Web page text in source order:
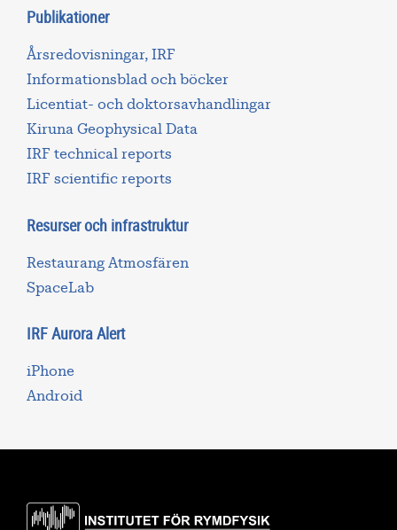
Publikationer
Årsredovisningar, IRF
Informationsblad och böcker
Licentiat- och doktorsavhandlingar
Kiruna Geophysical Data
IRF technical reports
IRF scientific reports
Resurser och infrastruktur
Restaurang Atmosfären
SpaceLab
IRF Aurora Alert
iPhone
Android